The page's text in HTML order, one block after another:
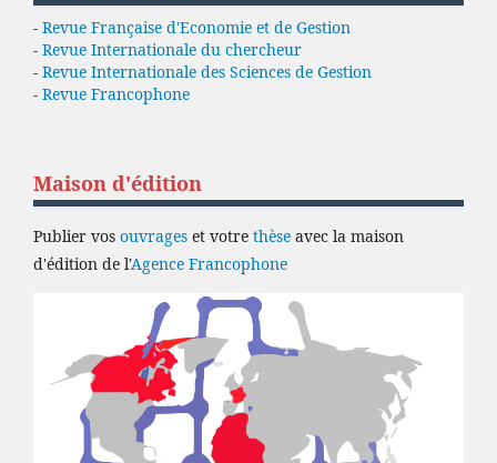
- Revue Française d'Economie et de Gestion
- Revue Internationale du chercheur
- Revue Internationale des Sciences de Gestion
- Revue Francophone
Maison d'édition
Publier vos ouvrages et votre thèse avec la maison
d'édition de l'Agence Francophone